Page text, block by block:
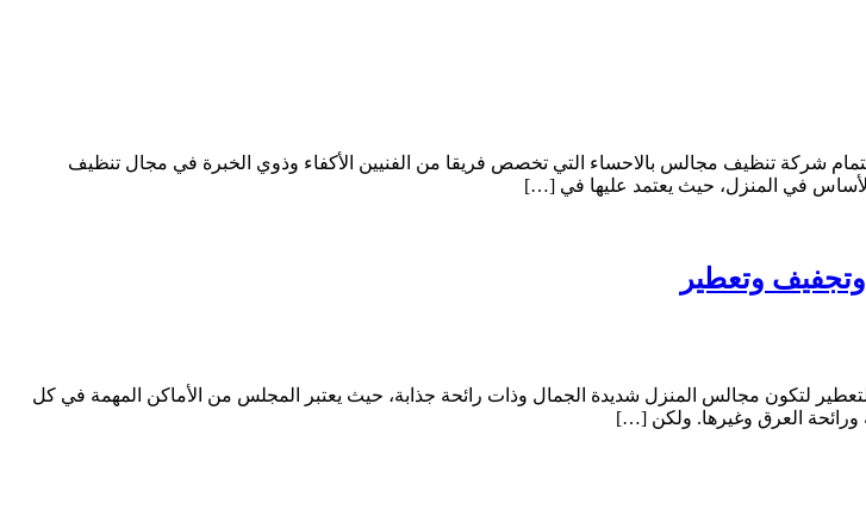
شركة تنظيف مجالس بالاحساء التي تخصص فريقا من الفنيين الأكفاء وذوي الخبرة في مجال تنظيف
في المنزل، حيث يعتمد عليها في […]
لتكون مجالس المنزل شديدة الجمال وذات رائحة جذابة، حيث يعتبر المجلس من الأماكن المهمة في كل
العرق وغيرها. ولكن […]